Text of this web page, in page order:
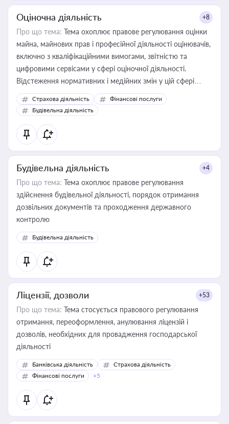
Оціночна діяльність +8
Про що тема: Тема охоплює правове регулювання оцінки
майна, майнових прав і професійної діяльності оцінювачів,
включно з кваліфікаційними вимогами, звітністю та
цифровими сервісами у сфері оціночної діяльності.
Відстеження нормативних і медійних змін у цій сфері
корисне для власника бізнесу, керівника, юриста або
бухгалтера під час оподаткування, приватизації, оренди
державного майна, корпоративних угод і перевірки
статусу суб'єктів оціночної діяльності
Страхова діяльність
Фінансові послуги
Будівельна діяльність
Будівельна діяльність +4
Про що тема: Тема охоплює правове регулювання
здійснення будівельної діяльності, порядок отримання
дозвільних документів та проходження державного
контролю
Будівельна діяльність
Ліцензії, дозволи +53
Про що тема: Тема стосується правового регулювання
отримання, переоформлення, анулювання ліцензій і
дозволів, необхідних для провадження господарської
діяльності
Банківська діяльність
Страхова діяльність
Фінансові послуги
+5